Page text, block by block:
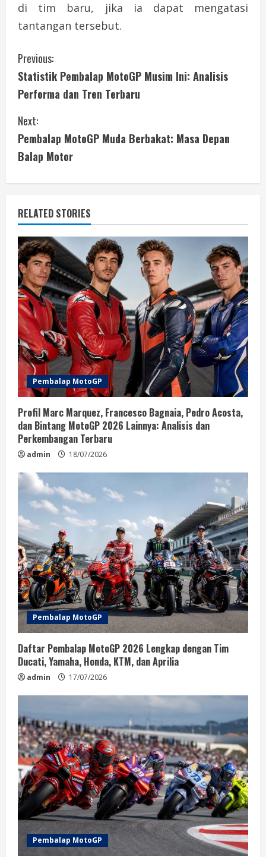
di tim baru, jika ia dapat mengatasi
tantangan tersebut.
C
o
n
t
i
n
u
e
R
e
a
d
i
n
g
Previous:
Statistik Pembalap MotoGP Musim Ini: Analisis
Performa dan Tren Terbaru
Next:
Pembalap MotoGP Muda Berbakat: Masa Depan
Balap Motor
RELATED STORIES
Pembalap MotoGP
Profil Marc Marquez, Francesco Bagnaia, Pedro Acosta,
dan Bintang MotoGP 2026 Lainnya: Analisis dan
Perkembangan Terbaru
admin 18/07/2026
Pembalap MotoGP
Daftar Pembalap MotoGP 2026 Lengkap dengan Tim
Ducati, Yamaha, Honda, KTM, dan Aprilia
admin 17/07/2026
Pembalap MotoGP